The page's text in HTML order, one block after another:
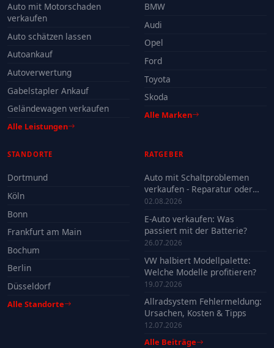
Auto mit Motorschaden
verkaufen
Auto schätzen lassen
Autoankauf
Autoverwertung
Gabelstapler Ankauf
Geländewagen verkaufen
Alle Leistungen
BMW
Audi
Opel
Ford
Toyota
Skoda
Alle Marken
STANDORTE
Dortmund
Köln
Bonn
Frankfurt am Main
Bochum
Berlin
Düsseldorf
Alle Standorte
RATGEBER
Auto mit Schaltproblemen
verkaufen - Reparatur oder
Verkauf?
02.08.2026
E-Auto verkaufen: Was
passiert mit der Batterie?
26.07.2026
VW halbiert Modellpalette:
Welche Modelle profitieren?
19.07.2026
Allradsystem Fehlermeldung:
Ursachen, Kosten & Tipps
12.07.2026
Alle Beiträge